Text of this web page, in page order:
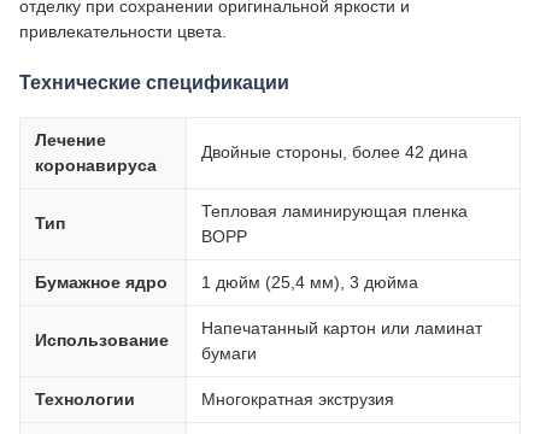
отделку при сохранении оригинальной яркости и
привлекательности цвета.
Технические спецификации
Лечение
коронавируса
Двойные стороны, более 42 дина
Тип
Тепловая ламинирующая пленка
BOPP
Бумажное ядро 1 дюйм (25,4 мм), 3 дюйма
Использование
Напечатанный картон или ламинат
бумаги
Технологии Многократная экструзия